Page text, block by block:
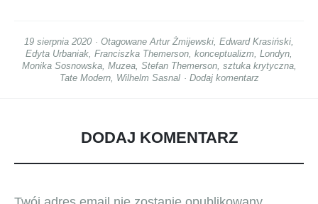
19 sierpnia 2020 Otagowane Artur Żmijewski Edward Krasiński
Edyta Urbaniak Franciszka Themerson konceptualizm Londyn
Monika Sosnowska, Muzea, Stefan Themerson, sztuka krytyczna,
Tate Modern, Wilhelm Sasnal Dodaj komentarz
DODAJ KOMENTARZ